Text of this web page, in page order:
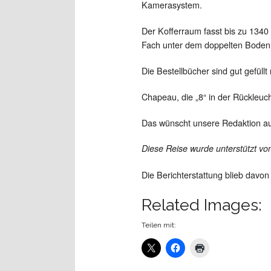
Kamerasystem.
Der Kofferraum fasst bis zu
Fach unter dem doppelten
Die Bestellbücher sind gut
Chapeau, die „8“ in der
Das wünscht unsere Redaktion
Diese Reise wurde unterstützt
Die Berichterstattung blieb
Related Images:
Teilen mit: